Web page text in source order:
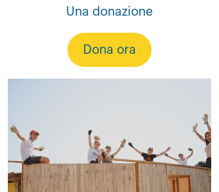
Una donazione
Dona ora